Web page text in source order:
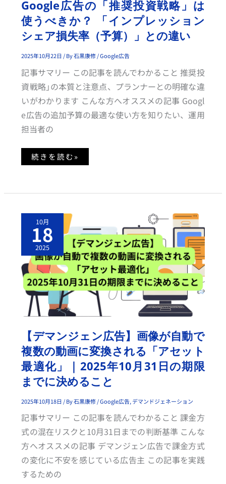
Google広告の「推奨投資戦略」は
使うべきか？ 「インプレッション
シェア損失率（予算）」との違い
2025年10月22日 / By石黒康修/Google広告
記事サマリー この記事を読んでわかること 推奨投
資戦略」の本質と注意点、プランナーとの明確な違
いがわかります こんな方へオススメの記事 Googl
e広告の追加予算の最適な使い方を知りたい、運用
担当者の
う
べ
き
か？
「イ
ン
レ
シ
ョ
ン
シ
ェ
ア
損
失
率
（予
と
の
違
い
続きを読む»
10月
18
2025
【デマンジェン広告】画像が自動で
複数の動画に変換される「アセット
最適化」｜2025年10月31日の期限
までに決めること
2025年10月18日 / By石黒康修/Google広告, デマンドジェネーション
記事サマリー この記事を読んでわかること 課金方
式の混在リスクと10月31日までの判断基準 こんな
方へオススメの記事 デマンジェン広告で課金方式
の変化に不安を感じている広告主 この記事を実践
するための
【デ
マ
ン
ジ
ェ
ン
広
告】
画
像
が
自
動
で
複
の
動
画
に
変
換
さ
れ
る
セ
ッ
ト
最
適
化」
｜
2
0
2
5
年